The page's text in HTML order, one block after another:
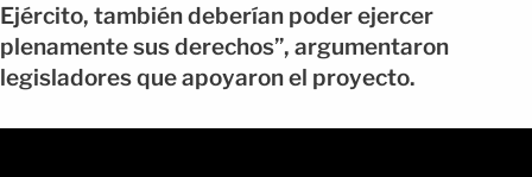
Ejército, también deberían poder ejercer
plenamente sus derechos”, argumentaron
legisladores que apoyaron el proyecto.